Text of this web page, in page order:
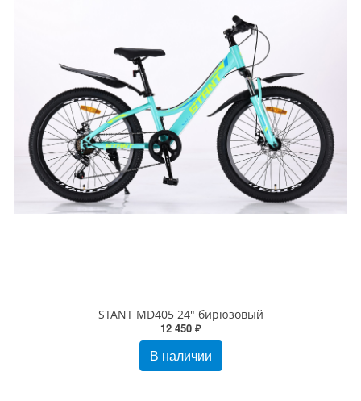
STANT MD405 24" бирюзовый
12 450 ₽
В наличии